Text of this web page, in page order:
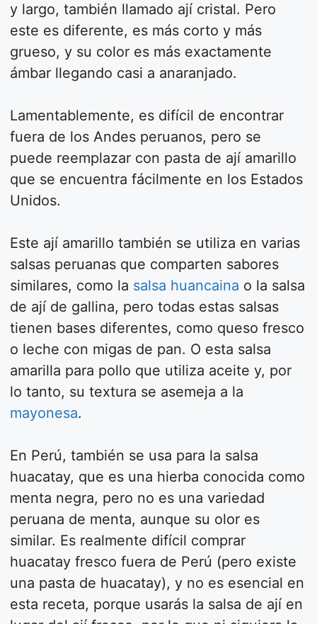
y largo, también llamado ají cristal. Pero
este es diferente, es más corto y más
grueso, y su color es más exactamente
ámbar llegando casi a anaranjado.
Lamentablemente, es difícil de encontrar
fuera de los Andes peruanos, pero se
puede reemplazar con pasta de ají amarillo
que se encuentra fácilmente en los Estados
Unidos.
Este ají amarillo también se utiliza en varias
salsas peruanas que comparten sabores
similares, como la salsa huancaina o la salsa
de ají de gallina, pero todas estas salsas
tienen bases diferentes, como queso fresco
o leche con migas de pan. O esta salsa
amarilla para pollo que utiliza aceite y, por
lo tanto, su textura se asemeja a la
mayonesa.
En Perú, también se usa para la salsa
huacatay, que es una hierba conocida como
menta negra, pero no es una variedad
peruana de menta, aunque su olor es
similar. Es realmente difícil comprar
huacatay fresco fuera de Perú (pero existe
una pasta de huacatay), y no es esencial en
esta receta, porque usarás la salsa de ají en